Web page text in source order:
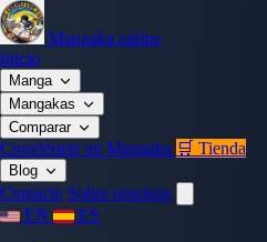
Mangaka.online
Inicio
Manga
Mangakas
Comparar
Conviértete en Mangaka 🛒 Tienda
Blog
Contacto Sobre nosotros
EN
ES